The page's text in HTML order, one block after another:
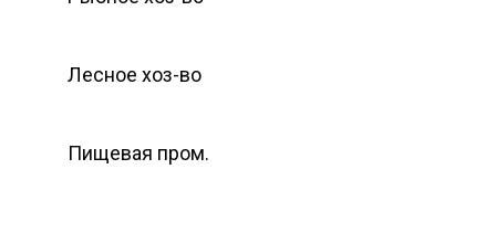
Лесное хоз-во
Пищевая пром.